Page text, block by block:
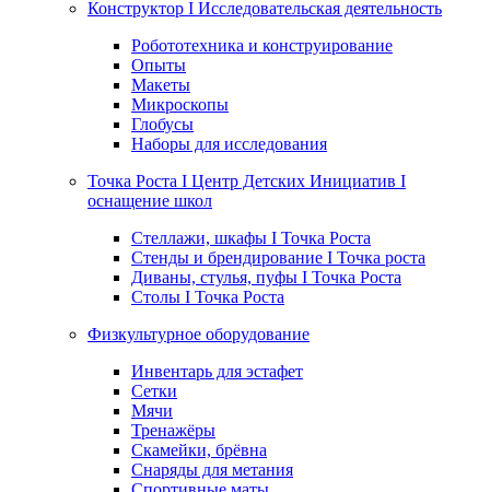
Конструктор I Исследовательская деятельность
Робототехника и конструирование
Опыты
Макеты
Микроскопы
Глобусы
Наборы для исследования
Точка Роста I Центр Детских Инициатив I
оснащение школ
Стеллажи, шкафы I Точка Роста
Стенды и брендирование I Точка роста
Диваны, стулья, пуфы I Точка Роста
Столы I Точка Роста
Физкультурное оборудование
Инвентарь для эстафет
Сетки
Мячи
Тренажёры
Скамейки, брёвна
Снаряды для метания